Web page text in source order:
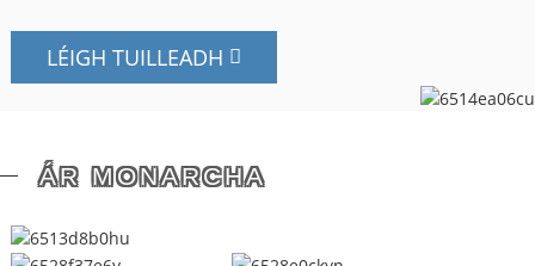
LÉIGH TUILLEADH
ÁR MONARCHA